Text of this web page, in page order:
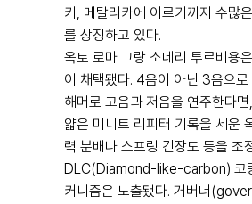
키, 메탈리카에 이르기까지 수많
를 상징하고 있다.
옥토 로마 그랑 소네리 투르비용
이 채택됐다. 4음이 아닌 3음으
해머로 고음과 저음을 연주한다
얇은 미니트 리피터 기록을 세운
력 분배나 스프링 긴장도 등을
DLC(Diamond-like-carbon) 코팅
커니즘은 노출됐다. 거버너